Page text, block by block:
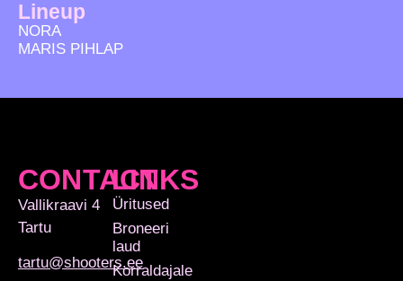
Lineup
NORA
MARIS PIHLAP
CONTACT
Vallikraavi 4
Tartu
tartu@shooters.ee
LINKS
Üritused
Broneeri
laud
Korraldajale